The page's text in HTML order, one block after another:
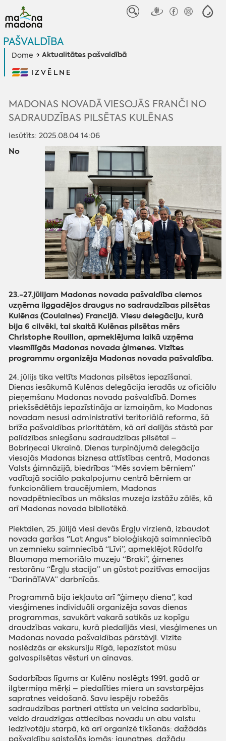
PAŠVALDĪBA
Dome Aktualitātes pašvaldībā
IZVĒLNE
MADONAS NOVADĀ VIESOJĀS FRANČI NO
SADRAUDZĪBAS PILSĒTAS KULĒNAS
iesūtīts: 2025.08.04 14:06
No
23.-27.jūlijam Madonas novada pašvaldība ciemos
uzņēma ilggadējos draugus no sadraudzības pilsētas
Kulēnas (Coulaines) Francijā. Viesu delegāciju, kurā
bija 6 cilvēki, tai skaitā Kulēnas pilsētas mērs
Christophe Rouillon, apmeklējuma laikā uzņēma
viesmīlīgās Madonas novada ģimenes. Vizītes
programmu organizēja Madonas novada pašvaldība.
24. jūlijs tika veltīts Madonas pilsētas iepazīšanai.
Dienas iesākumā Kulēnas delegācija ieradās uz oficiālu
pieņemšanu Madonas novada pašvaldībā. Domes
priekšsēdētājs iepazīstināja ar izmaiņām, ko Madonas
novadam nesusi administratīvi teritoriālā reforma, šā
brīža pašvaldības prioritātēm, kā arī dalījās stāstā par
palīdzības sniegšanu sadraudzības pilsētai –
Bobriņecai Ukrainā. Dienas turpinājumā delegācija
viesojās Madonas biznesa attīstības centrā, Madonas
Valsts ģimnāzijā, biedrības “Mēs saviem bērniem”
vadītajā sociālo pakalpojumu centrā bērniem ar
funkcionāliem traucējumiem, Madonas
novadpētniecības un mākslas muzeja izstāžu zālēs, kā
arī Madonas novada bibliotēkā.
Piektdien, 25. jūlijā viesi devās Ērgļu virzienā, izbaudot
novada garšas "Lat Angus" bioloģiskajā saimnniecībā
un zemnieku saimniecībā “Līvi”, apmeklējot Rūdolfa
Blaumaņa memoriālo muzeju “Braki”, ģimenes
restorānu “Ērgļu stacija” un gūstot pozitīvas emocijas
“DarināTAVA” darbnīcās.
Programmā bija iekļauta arī "ģimeņu diena", kad
viesģimenes individuāli organizēja savas dienas
programmas, savukārt vakarā satikās uz kopīgu
draudzības vakaru, kurā piedalījās viesi, viesģimenes un
Madonas novada pašvaldības pārstāvji. Vizīte
noslēdzās ar ekskursiju Rīgā, iepazīstot mūsu
galvaspilsētas vēsturi un ainavas.
Sadarbības līgums ar Kulēnu noslēgts 1991. gadā ar
ilgtermiņa mērķi – piedalīties miera un savstarpējas
sapratnes veidošanā. Savu iespēju robežās
sadraudzības partneri attīsta un veicina sadarbību,
veido draudzīgas attiecības novadu un abu valstu
iedzīvotāju starpā, kā arī organizē tikšanās: dažādās